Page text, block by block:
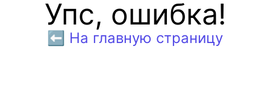
Упс, ошибка!
⬅️ На главную страницу